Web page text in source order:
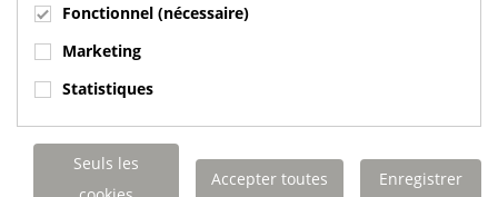
Sie haben Interesse? Dann senden Sie bitte Ihre
Bewerbungsunterlagen per Mail an Frau Kristin
Fonctionnel (nécessaire)
Marketing
Statistiques
Seuls les
Accepter toutes
Enregistrer